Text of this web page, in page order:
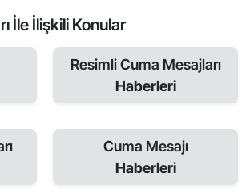
İle İlişkili Konular
Resimli Cuma Mesajları
Haberleri
Cuma Mesajı
Haberleri